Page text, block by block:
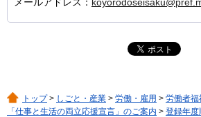
トップ> しごと・産業 > 労働・雇用 > 労働者福
「仕事と生活の両立応援宣言」のご案内 > 登録年度